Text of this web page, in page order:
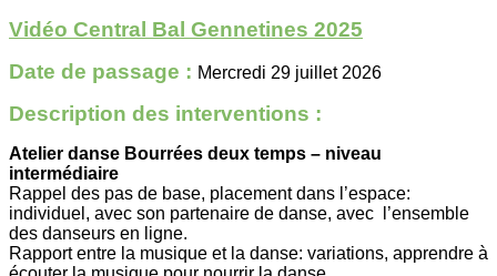
Vidéo Central Bal Gennetines 2025
Date de passage : Mercredi 29 juillet 2026
Description des interventions :
Atelier danse Bourrées deux temps – niveau
intermédiaire
Rappel des pas de base, placement dans l’espace:
individuel, avec son partenaire de danse, avec l’ensemble
des danseurs en ligne.
Rapport entre la musique et la danse: variations, apprendre à